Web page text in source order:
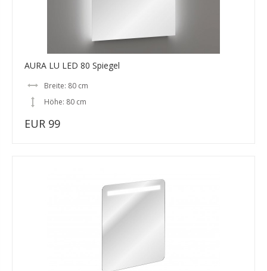
AURA LU LED 80 Spiegel
Breite: 80 cm
Höhe: 80 cm
EUR 99